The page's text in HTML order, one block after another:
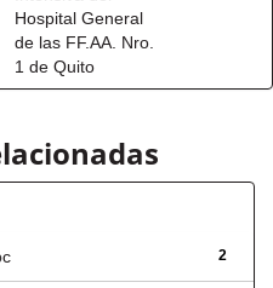
Hospital General
de las FF.AA. Nro.
1 de Quito
2